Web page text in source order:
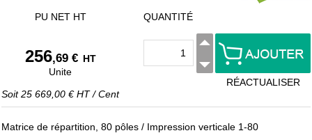
PU NET HT
256,69 € HT
Unite
Soit25 669,00 € HT/Cent
QUANTITÉ
RÉACTUALISER
Matrice de répartition, 80 pôles / Impression verticale 1-80